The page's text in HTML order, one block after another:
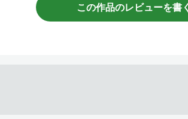
この作品のレビューを書く